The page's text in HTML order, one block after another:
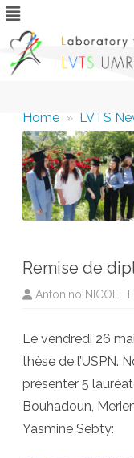
Home » LVTS
Remise de
Antonino
Le vendredi 26
thèse de l’USPN.
présenter 5
Bouhadoun,
Yasmine Sebty: